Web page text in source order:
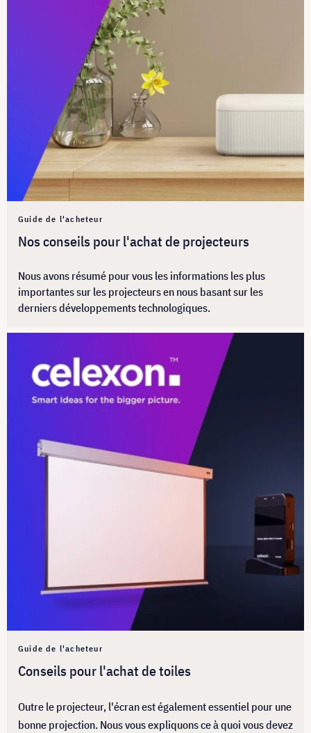
Guide de l'acheteur
Nos conseils pour l'achat de projecteurs
Nous avons résumé pour vous les informations les plus
importantes sur les projecteurs en nous basant sur les
derniers développements technologiques.
Guide de l'acheteur
Conseils pour l'achat de toiles
Outre le projecteur, l'écran est également essentiel pour une
bonne projection. Nous vous expliquons ce à quoi vous devez